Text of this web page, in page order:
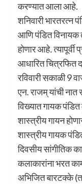
करण्यात आला आहे.
शनिवारी भारतरत्न
आणि पंडित विनायक
होणार आहे. त्यापूर्वी
आधारित चित्रफित
रविवारी सकाळी 9
एन. राजम्‌‍ यांची नात
विख्यात गायक
शास्त्रीय गायन
शास्त्रीय गायक
दिवसीय सांगीतिक
कलाकारांना भरत
अभिजित बारटक्के